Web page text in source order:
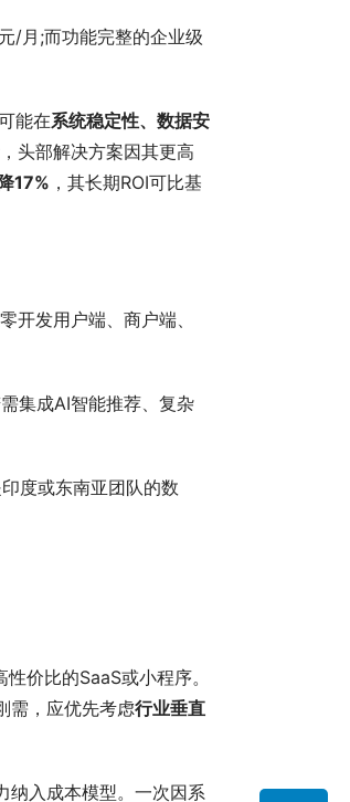
/月;而功能完整的企业级
能在系统稳定性、数据安
头部解决方案因其更高
17% ，其长期ROI可比基
开发用户端、商户端、
集成AI智能推荐、复杂
度或东南亚团队的数
价比的SaaS或小程序。
需，应优先考虑行业垂直
纳入成本模型。一次因系